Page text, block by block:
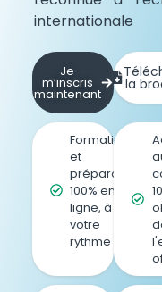
internationale
Je
m’inscris
maintenant
la
Formation
et
préparation
100% en
ligne, à
votre
rythme